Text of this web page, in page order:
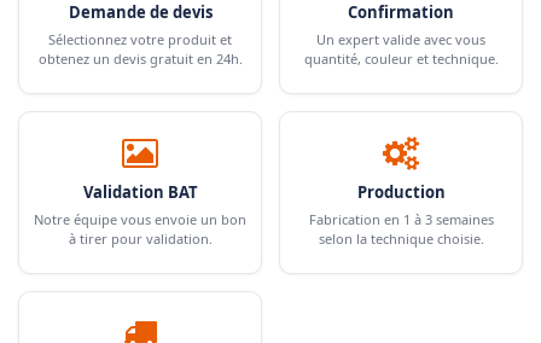
Demande de devis
Sélectionnez votre produit et
obtenez un devis gratuit en 24h.
Confirmation
Un expert valide avec vous
quantité, couleur et technique.
Validation BAT
Notre équipe vous envoie un bon
à tirer pour validation.
Production
Fabrication en 1 à 3 semaines
selon la technique choisie.